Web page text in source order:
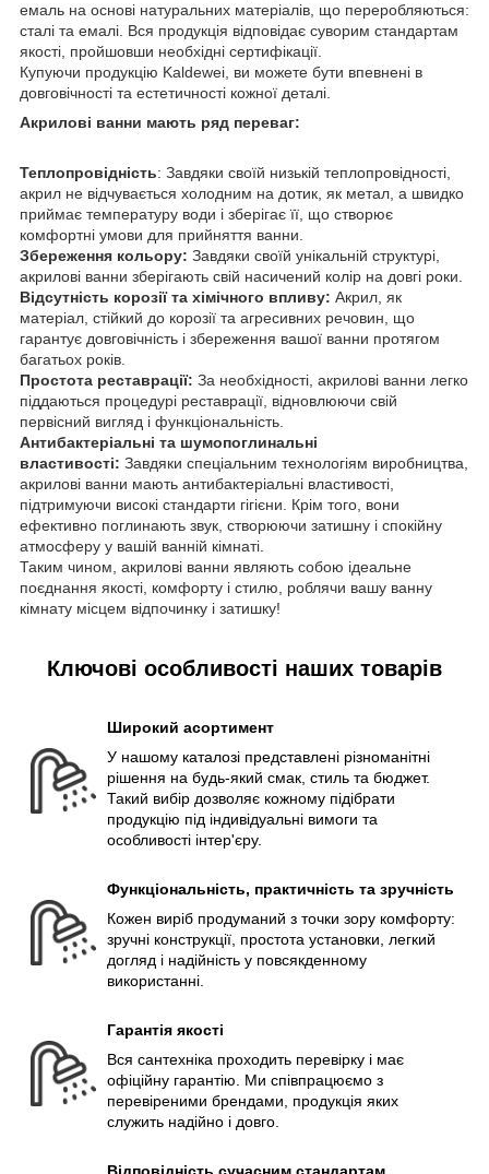
емаль на основі натуральних матеріалів, що переробляються:
сталі та емалі. Вся продукція відповідає суворим стандартам
якості, пройшовши необхідні сертифікації.
Купуючи продукцію Kaldewei, ви можете бути впевнені в
довговічності та естетичності кожної деталі.
Акрилові ванни мають ряд переваг:
Теплопровідність: Завдяки своїй низькій теплопровідності,
акрил не відчувається холодним на дотик, як метал, а швидко
приймає температуру води і зберігає її, що створює
комфортні умови для прийняття ванни.
Збереження кольору: Завдяки своїй унікальній структурі,
акрилові ванни зберігають свій насичений колір на довгі роки.
Відсутність корозії та хімічного впливу: Акрил, як
матеріал, стійкий до корозії та агресивних речовин, що
гарантує довговічність і збереження вашої ванни протягом
багатьох років.
Простота реставрації: За необхідності, акрилові ванни легко
піддаються процедурі реставрації, відновлюючи свій
первісний вигляд і функціональність.
Антибактеріальні та шумопоглинальні
властивості: Завдяки спеціальним технологіям виробництва,
акрилові ванни мають антибактеріальні властивості,
підтримуючи високі стандарти гігієни. Крім того, вони
ефективно поглинають звук, створюючи затишну і спокійну
атмосферу у вашій ванній кімнаті.
Таким чином, акрилові ванни являють собою ідеальне
поєднання якості, комфорту і стилю, роблячи вашу ванну
кімнату місцем відпочинку і затишку!
Ключові особливості наших товарів
Широкий асортимент
У нашому каталозі представлені різноманітні
рішення на будь-який смак, стиль та бюджет.
Такий вибір дозволяє кожному підібрати
продукцію під індивідуальні вимоги та
особливості інтер'єру.
Функціональність, практичність та зручність
Кожен виріб продуманий з точки зору комфорту:
зручні конструкції, простота установки, легкий
догляд і надійність у повсякденному
використанні.
Гарантія якості
Вся сантехніка проходить перевірку і має
офіційну гарантію. Ми співпрацюємо з
перевіреними брендами, продукція яких
служить надійно і довго.